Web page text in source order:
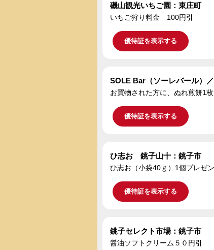
磯山観光いちご園：東庄町
いちご狩り料金 100円引
優待証を表示する
SOLE Bar（ソーレバール）
お買物された方に、ぬれ煎餅1
優待証を表示する
ひ志お 銚子山十：銚子市
ひ志お（小袋40ｇ）1個プレゼ
優待証を表示する
銚子セレクト市場：銚子市
醤油ソフトクリーム５０円引